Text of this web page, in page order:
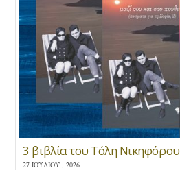
3 βιβλία του Τόλη Νικηφόρου
27 ΙΟΥΛΊΟΥ , 2026